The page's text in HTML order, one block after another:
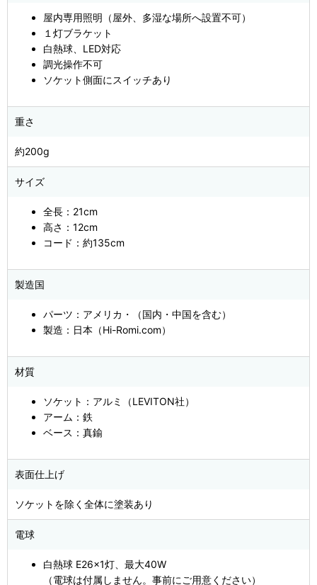
屋内専用照明（屋外、多湿な場所へ設置不可）
１灯ブラケット
白熱球、LED対応
調光操作不可
ソケット側面にスイッチあり
重さ
約200g
サイズ
全長：21cm
高さ：12cm
コード：約135cm
製造国
パーツ：アメリカ・（国内・中国を含む）
製造：日本（Hi-Romi.com）
材質
ソケット：アルミ（LEVITON社）
アーム：鉄
ベース：真鍮
表面仕上げ
ソケットを除く全体に塗装あり
電球
白熱球 E26×1灯、最大40W
（電球は付属しません。事前にご用意ください）